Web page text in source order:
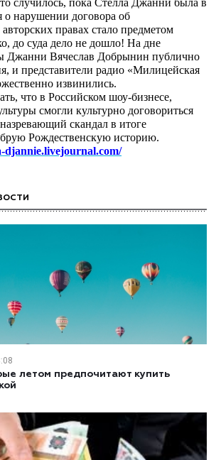
случилось, пока Стелла Джанни была в
нарушении договора об
правах стало предметом
до суда дело не дошло! На дне
Джанни Вячеслав Добрынин публично
и представители радио «Милицейская
извинились.
что в Российском шоу-бизнесе,
смогли культурно договориться
скандал в итоге
Рождественскую историю.
djannie.livejournal.com/
летом предпочитают купить